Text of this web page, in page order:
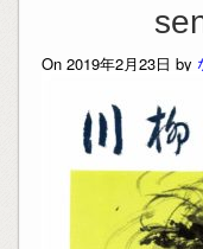
On 2019年2月23日 by